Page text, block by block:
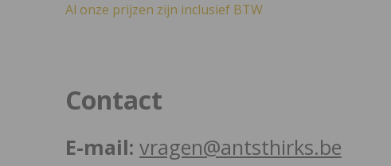
Al onze prijzen zijn inclusief BTW
Contact
E-mail: vragen@antsthirks.be